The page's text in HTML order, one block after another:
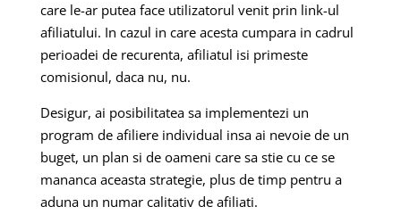
care le-ar putea face utilizatorul venit prin link-ul
afiliatului. In cazul in care acesta cumpara in cadrul
perioadei de recurenta, afiliatul isi primeste
comisionul, daca nu, nu.
Desigur, ai posibilitatea sa implementezi un
program de afiliere individual insa ai nevoie de un
buget, un plan si de oameni care sa stie cu ce se
mananca aceasta strategie, plus de timp pentru a
aduna un numar calitativ de afiliati.